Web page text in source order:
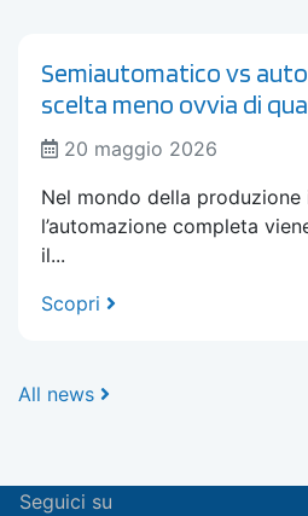
Semiautomatico vs
scelta meno ovvia di
20 maggio 2026
Nel mondo della produzione
l’automazione completa
il...
Scopri
All news
Seguici su